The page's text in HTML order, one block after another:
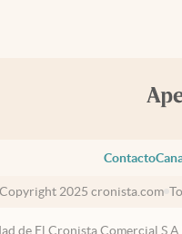
Contacto
Copyright 2025 cronista.com
de El Cronista Comercial